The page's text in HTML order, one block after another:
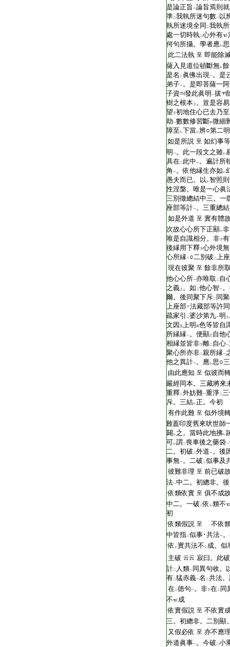
是論正旨一論旨焉則就
準二我執所迷句數一 以
執所迷境全同 二我執
處一切時執二心外有
何句所攝。學者應レ
此二法執 至 即能除
薩入見道位頓斷無レ
是名 二 眞佛出現一。是
弟子一。是即菩薩一
子資 發此眞明 一拔
樹之根本 上 。豈是容
望下初地住心已去乃至
劫一數數修習斷中微細
障至 レ下當レ辨○第二明
如是所説 至 如幻事
明 一。此一段文之雖レ
具在二 此中一。遍計所
角 一。依他縁生亦如 レ
愚夫而已。以 レ智照
性涅槃。唯是一心眞
三別徵總結中三。一
座部等計一。三重總
如是外道 至 實有體
次故心心所下正顯レ
唯是自識相分。非下有
後縁用下釋下心外境無
心所縁一○二別破 二上
現在彼聚 至 餘非所
他心心所一亦唯取 二 自
之義 上 。如 二他心智一
爾。後同聚下斥二 同
上座部･法藏部等許
疏家引 二婆沙第九一明 上
文因 五上明 四色等皆自
所縁縁一。便顯乙自他
相縁並皆非下離二 自心一
聚心所亦非二親所縁一
他之異計一。應レ思○
由此應知 至 似彼而
嚴經同本。三藏將來
重釋二外妨難一重淨二
斥。三結レ正。今初
有作此難 至 似外境
難蓋印度舊來吠世師
闢 レ之。當時此地拂レ
可レ謂二喪車後之藥袋一
二。初破 二外道一。後
事無一。二破 二似事及
彼難非理 至 前已破
法一中二。初總非。
依類依實 至 俱不成
中二。一破 二依 レ類不
初
依類假説 至
不依
中皆指二似事･共法一
依 レ實共法不 レ成。似
主破 云云 寂曰。此
計二 人類一 同異句收。
有二猛赤義一名 二共法
在二徳句一。非下在二 同
不
成
依實假説 至 不依實
三。初總非。二別顯
又假必依 至 亦不應
外道眞事一。今破 二小